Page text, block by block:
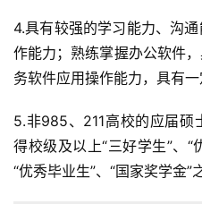
4.具有较强的学习能力、沟
作能力；熟练掌握办公软件
务软件应用操作能力，具有一
5.非985、211高校的应届硕
得校级及以上“三好学生”、“
“优秀毕业生”、“国家奖学金”